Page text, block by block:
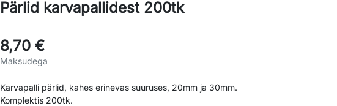
Pärlid karvapallidest 200tk
8,70 €
Maksudega
Karvapalli pärlid, kahes erinevas suuruses, 20mm ja 30mm.
Komplektis 200tk.